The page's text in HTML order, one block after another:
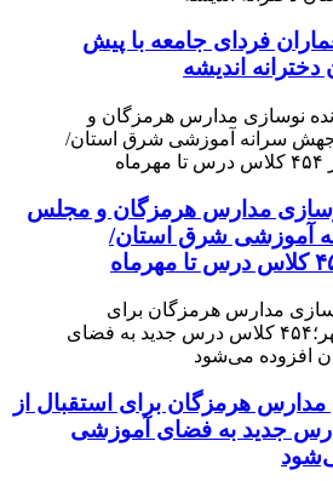
فردای جامعه با پیش
اندیشه
مدارس هرمزگان و مجلس
آموزشی شرق استان/
مدارس هرمزگان برای استقبال از
کلاس درس جدید به فضای آموزشی